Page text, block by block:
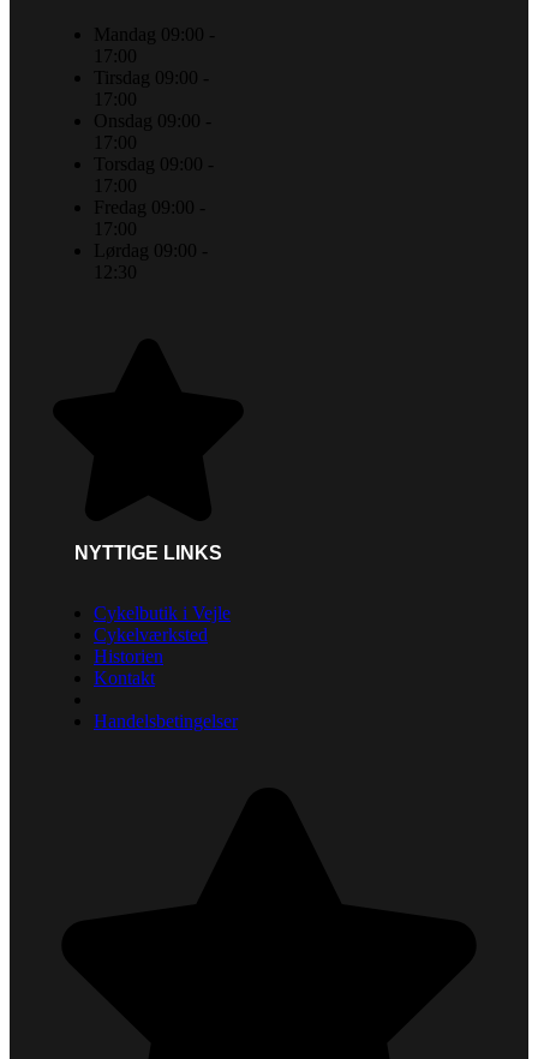
Mandag 09:00 -
17:00
Tirsdag 09:00 -
17:00
Onsdag 09:00 -
17:00
Torsdag 09:00 -
17:00
Fredag 09:00 -
17:00
Lørdag 09:00 -
12:30
NYTTIGE LINKS
Cykelbutik i Vejle
Cykelværksted
Historien
Kontakt
Handelsbetingelser